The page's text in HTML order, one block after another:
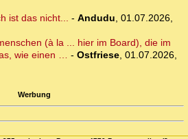
ist das nicht... - Andudu, 01.07.2026,
(à la ... hier im Board), die im
wie einen … - Ostfriese, 01.07.2026,
Werbung